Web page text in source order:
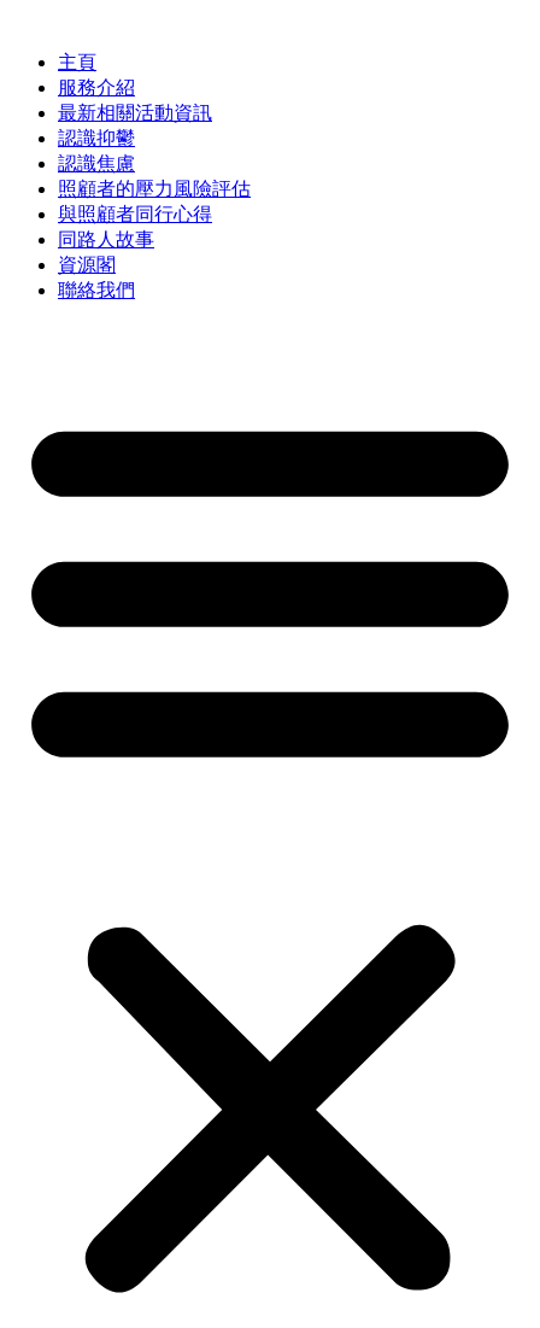
content主頁
服務介紹
最新相關活動資訊
認識抑鬱
認識焦慮
照顧者的壓力風險評估
與照顧者同行心得
同路人故事
資源閣
聯絡我們